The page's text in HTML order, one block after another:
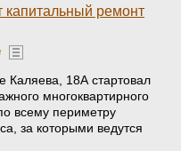
ремонт
Каляева, 18А стартовал
многоквартирного
всему периметру
за которыми ведутся